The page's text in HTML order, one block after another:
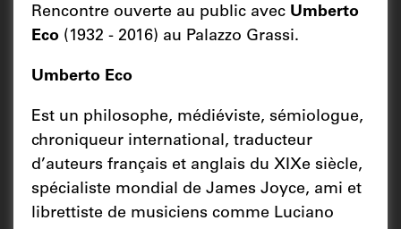
Rencontre ouverte au public avec Umberto
Eco (1932 - 2016) au Palazzo Grassi.
Umberto Eco
Est un philosophe, médiéviste, sémiologue,
chroniqueur international, traducteur
d’auteurs français et anglais du XIXe siècle,
spécialiste mondial de James Joyce, ami et
librettiste de musiciens comme Luciano